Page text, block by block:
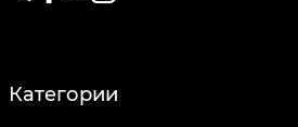
Категории